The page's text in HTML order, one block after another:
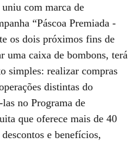
com marca de
“Páscoa Premiada -
os dois próximos fins de
uma caixa de bombons, terá
simples: realizar compras
distintas do
no Programa de
que oferece mais de 40
e benefícios,